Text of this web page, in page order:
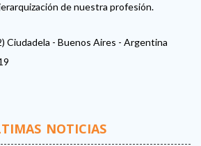
de nuestra profesión.
Ciudadela - Buenos Aires - Argentina
NOTICIAS